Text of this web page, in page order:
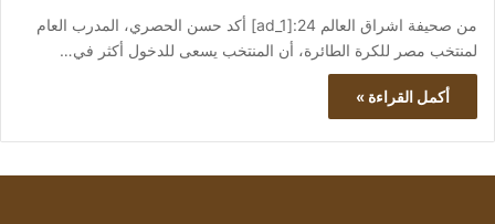
من صحيفة اشراق العالم 24:[ad_1] أكد حسن الحصري، المدرب العام
لمنتخب مصر للكرة الطائرة، أن المنتخب يسعى للدخول أكثر في…
أكمل القراءة »